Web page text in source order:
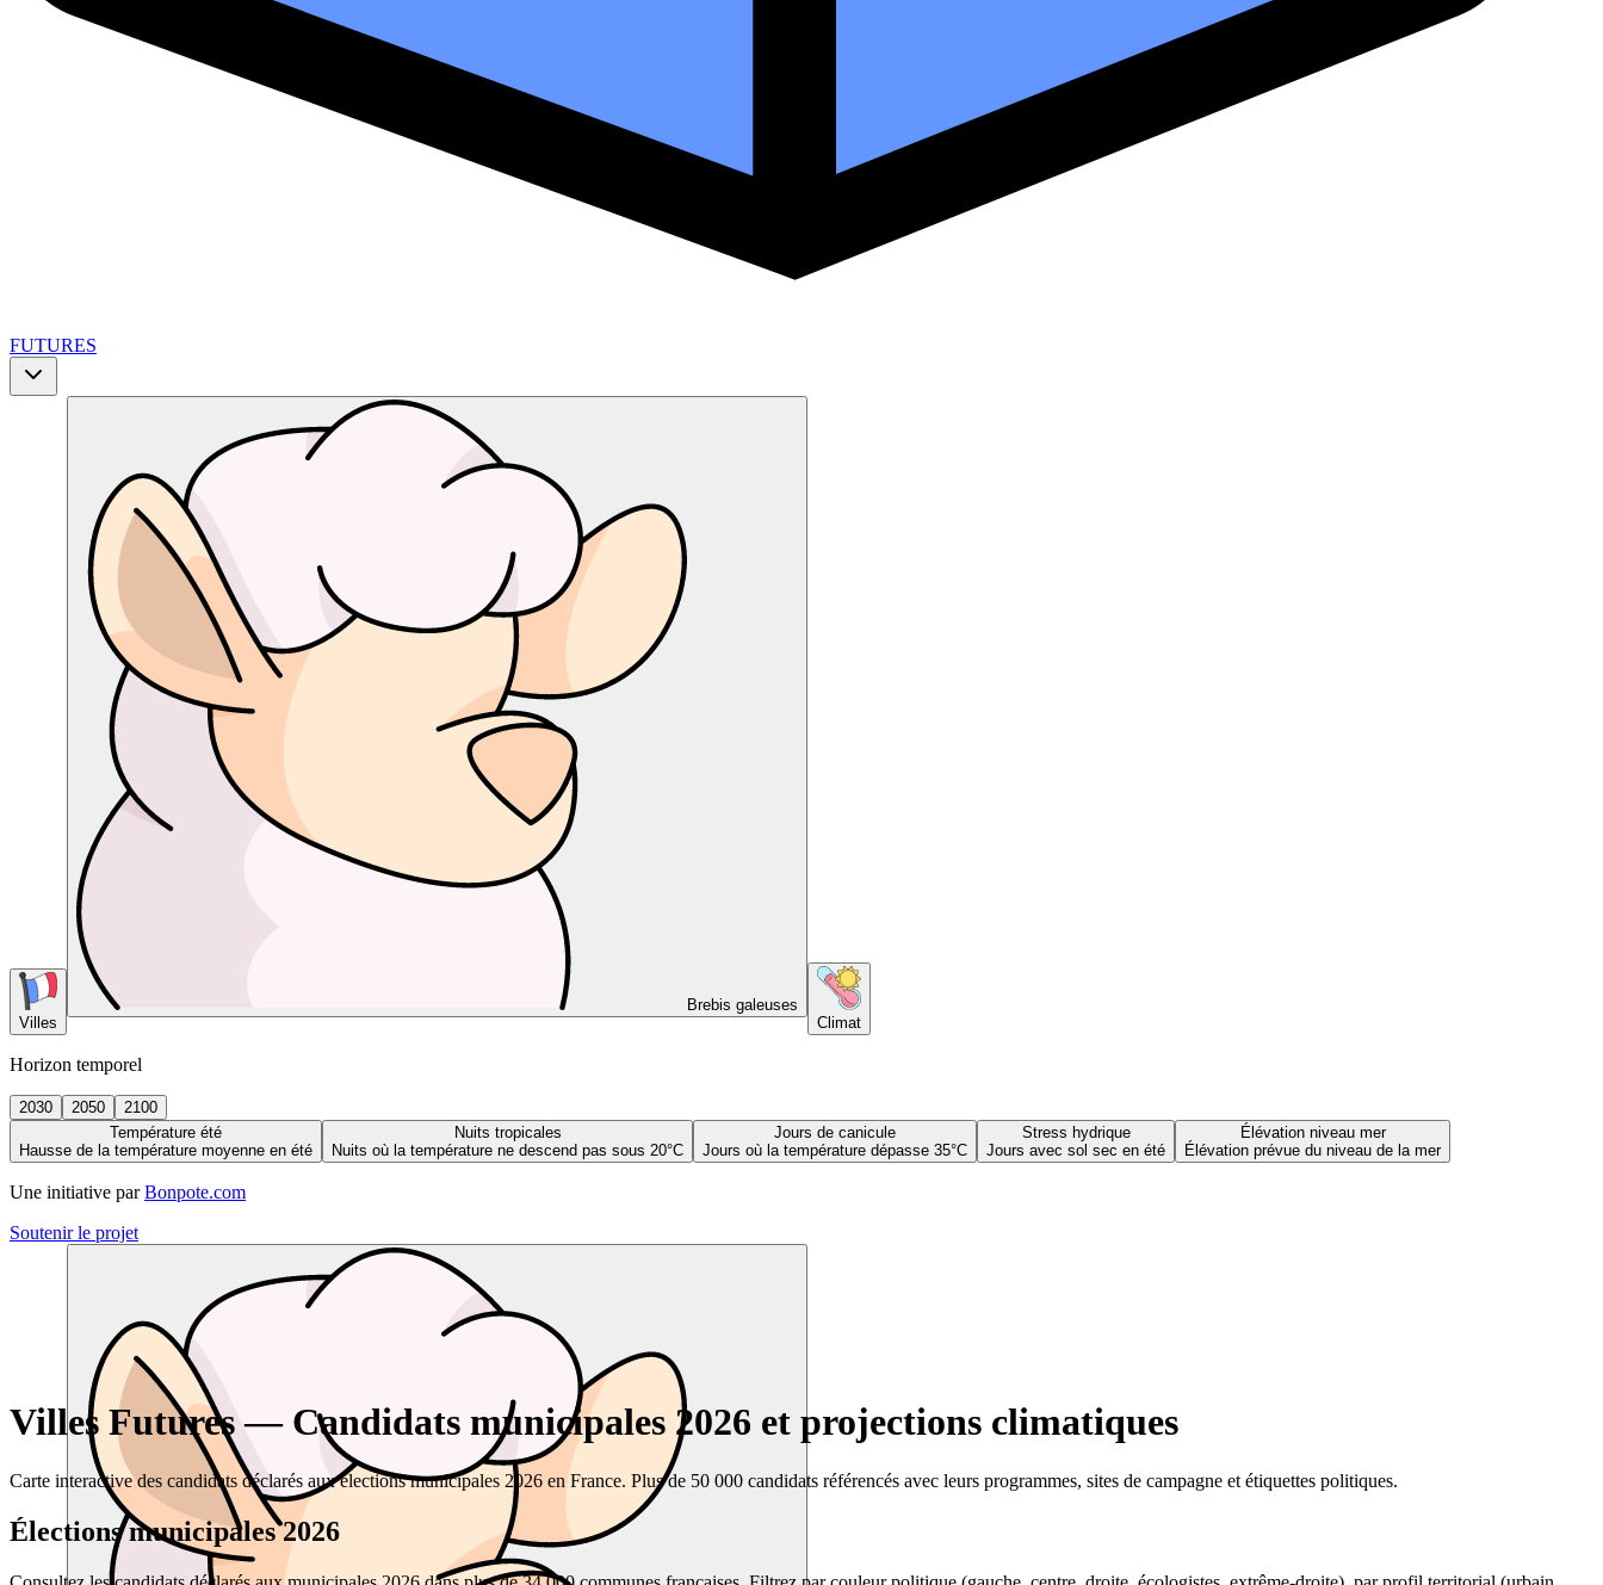
FUTURES
Villes
Brebis galeuses
Climat
Horizon temporel
2030 2050
2100
Température été
Hausse de la température moyenne en été
Nuits tropicales
Nuits où la température ne descend pas sous 20°C
Jours de canicule
Jours où la température dépasse 35°C
Stress hydrique
Jours avec sol sec en été
Élévation niveau mer
Élévation prévue du niveau de la mer
Une initiative par Bonpote.com
Soutenir le projet
Villes Futures — Candidats municipales 2026 et projections climatiques
Carte interactive des candidats déclarés aux élections municipales 2026 en France. Plus de 50 000 candidats référencés avec leurs programmes, sites de campagne et étiquettes politiques.
Élections municipales 2026